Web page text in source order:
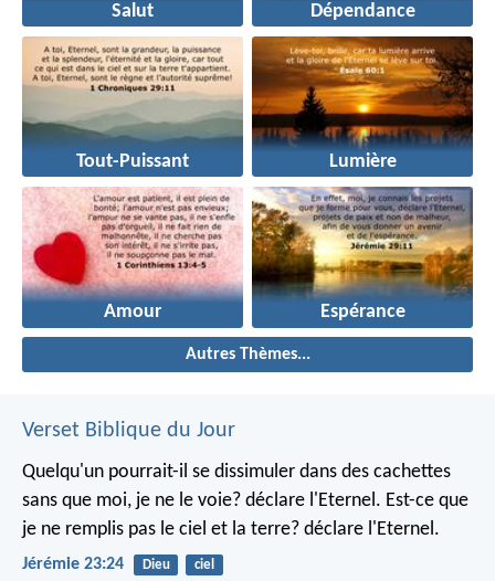
Salut Dépendance
Tout-Puissant Lumière
Amour Espérance
Autres Thèmes...
Verset Biblique du Jour
Quelqu'un pourrait-il se dissimuler dans des cachettes
sans que moi, je ne le voie? déclare l'Eternel. Est-ce que
je ne remplis pas le ciel et la terre? déclare l'Eternel.
Jérémie 23:24 Dieu ciel